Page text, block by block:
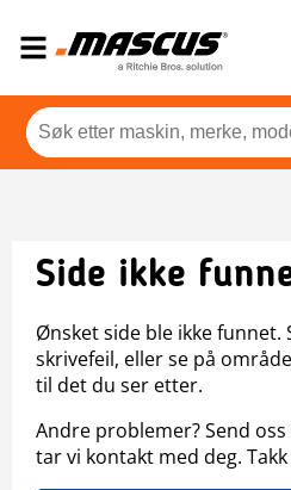
Side ikke
Ønsket side ble ikke funnet.
skrivefeil, eller se på
til det du ser etter.
Andre problemer? Send
tar vi kontakt med deg.